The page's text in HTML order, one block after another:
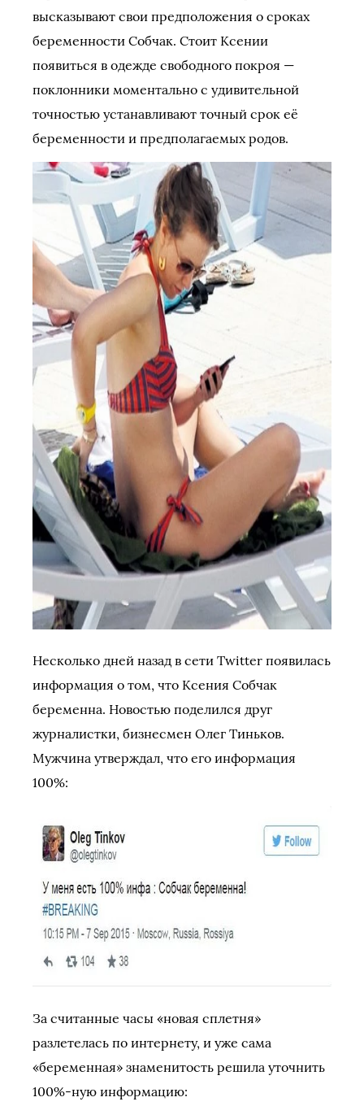
высказывают свои предположения о сроках
беременности Собчак. Стоит Ксении
появиться в одежде свободного покроя —
поклонники моментально с удивительной
точностью устанавливают точный срок её
беременности и предполагаемых родов.
Несколько дней назад в сети Twitter появилась
информация о том, что Ксения Собчак
беременна. Новостью поделился друг
журналистки, бизнесмен Олег Тиньков.
Мужчина утверждал, что его информация
100%:
За считанные часы «новая сплетня»
разлетелась по интернету, и уже сама
«беременная» знаменитость решила уточнить
100%-ную информацию: